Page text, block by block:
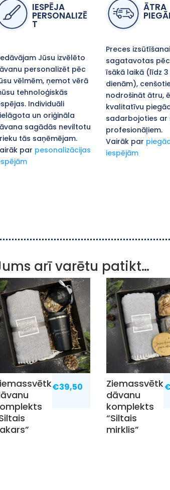
IESPĒJA
PERSONALIZĒ
T
Jūsu izvēlēto
personalizēt pēc
vēlmēm, ņemot vērā
tehnoloģiskās
Individuāli
un oriģināla
sagādās neviltotu
tās saņēmējam.
par pesonalizācijas
ĀTRA
Preces
sagatavotas
īsākā laikā (līdz
dienām),
nodrošināt ātru,
kvalitatīvu
sadarbojoties ar
profesionāļiem.
Vairāk par
iespējām
arī varētu patikt…
€39,50
Ziemassvētku
dāvanu
komplekts
“Siltais
mirklis”